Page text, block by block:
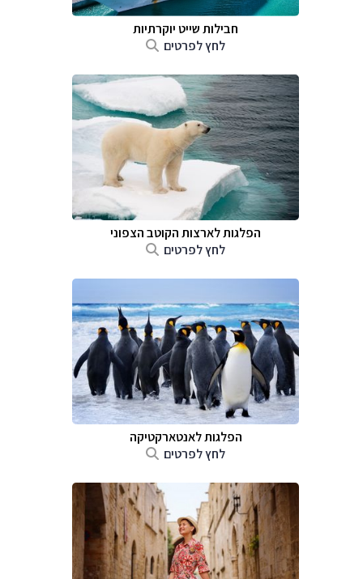
חבילות שייט יוקרתיות
לחץ לפרטים
הפלגות לארצות הקוטב הצפוני
לחץ לפרטים
הפלגות לאנטארקטיקה
לחץ לפרטים